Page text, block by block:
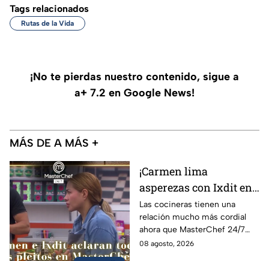
Tags relacionados
Rutas de la Vida
¡No te pierdas nuestro contenido, sigue a
a+ 7.2 en Google News!
MÁS DE A MÁS +
¡Carmen lima
asperezas con Ixdit en
MasterChef 24/7 y
culpa a Michelle! 'Me
calentó la cabeza'
(VIDEO)
Las cocineras tienen una
relación mucho más cordial
ahora que MasterChef 24/7
está en su recta final
08 agosto, 2026